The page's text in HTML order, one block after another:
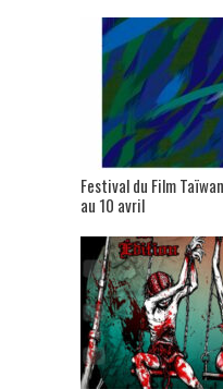
Festival du Film
au 10 avril